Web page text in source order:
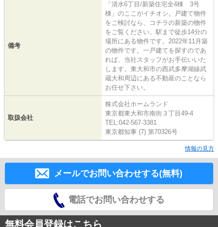
備考
「清水6丁目/新築住宅全4棟 3号
棟」のここがイチオシ。戸建て物件
をご検討なら、コチラの新築の物件
をご覧ください。駅まで徒歩14分の
場所にある物件です。2022年11月築
の物件です。一戸建てを探すのであ
れば、当社スタッフがお手伝いいた
します。東大和市の西武多摩湖線武
蔵大和周辺にある不動産のことなら
お任せ下さい。
取扱会社
株式会社ホームランド
東京都東大和市南街３丁目49-4
TEL:042-567-3381
東京都知事 (7) 第70326号
情報の見方
メールでお問い合わせする(無料)
電話でお問い合わせする
無料会員登録はこちら